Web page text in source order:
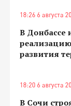
18:26 6 августа
В Донбассе
развития
18:20 6 августа
В Сочи